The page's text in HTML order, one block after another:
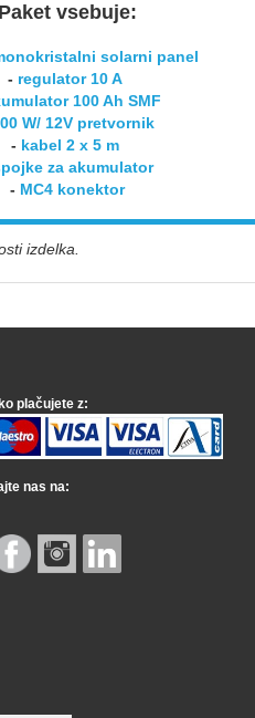
Paket vsebuje:
solarni panel
- regulator 10 A
100 Ah SMF
W/ 12V pretvornik
- kabel 2 x 5 m
za akumulator
- MC4 konektor
izdelka.
plačujete z:
nas na: